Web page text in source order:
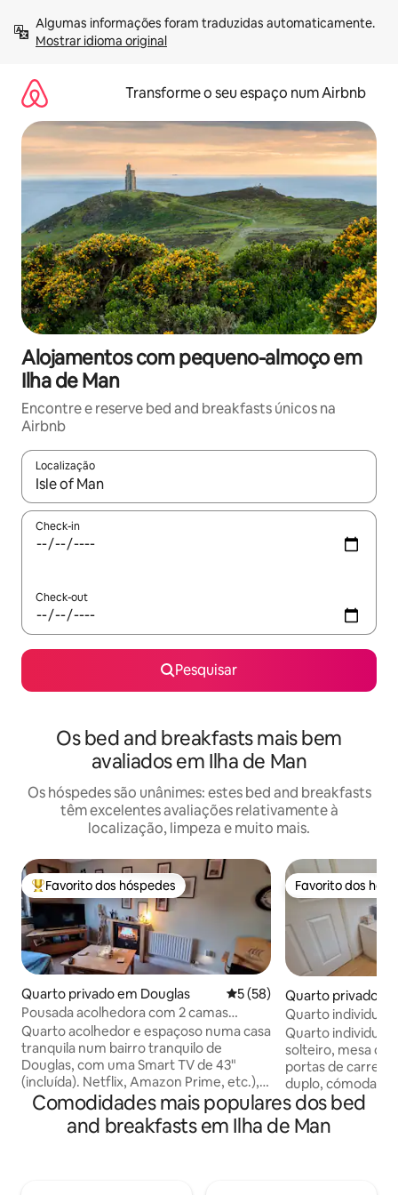
para
Mostrar idioma original
Transforme o seu espaço num Airbnb
Alojamentos com pequeno-almoço em
Ilha de Man
Encontre e reserve bed and breakfasts únicos na
Airbnb
Localização
Quando os resultados estiverem disponíveis, navegue com
Check-in
Check-out
Pesquisar
Os bed and breakfasts mais bem
avaliados em Ilha de Man
Os hóspedes são unânimes: estes bed and breakfasts
têm excelentes avaliações relativamente à
localização, limpeza e muito mais.
Favoritos dos hóspedes mais apreciados
Favorito dos hóspedes
Quarto privado em Douglas Classificação média de 5
5 (58)
Pousada acolhedora com 2 camas
individuais
Quarto acolhedor e espaçoso numa casa
tranquila num bairro tranquilo de
Douglas, com uma Smart TV de 43"
(incluída). Netflix, Amazon Prime, etc.),
porta com fechadura e utensílios para
fazer chá e café. As camas podem ser
duplas, de casal ou individuais. Casa de
Favorito dos
Favorito dos
Quarto privado
Quarto individual.
Quarto individual
solteiro, mesa de
portas de
duplo, cómoda,
espelho de
secador de cabelo. Smart TV de
polegadas, com
Comodidades mais populares dos bed
and breakfasts em Ilha de Man